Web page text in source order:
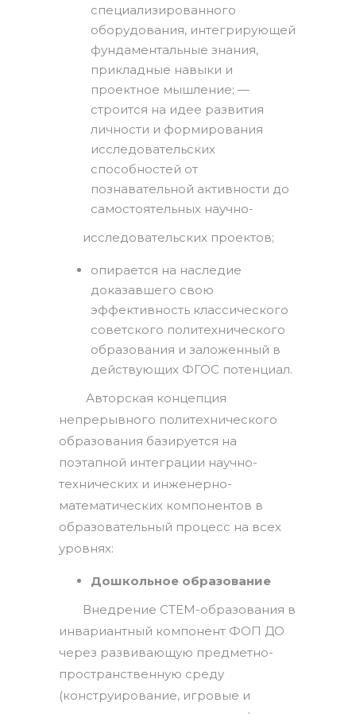
специализированного
оборудования, интегрирующей
фундаментальные знания,
прикладные навыки и
проектное мышление; —
строится на идее развития
личности и формирования
исследовательских
способностей от
познавательной активности до
самостоятельных научно-
исследовательских проектов;
опирается на наследие
доказавшего свою
эффективность классического
советского политехнического
образования и заложенный в
действующих ФГОС потенциал.
Авторская концепция
непрерывного политехнического
образования базируется на
поэтапной интеграции научно-
технических и инженерно-
математических компонентов в
образовательный процесс на всех
уровнях:
Дошкольное образование
Внедрение СТЕМ-образования в
инвариантный компонент ФОП ДО
через развивающую предметно-
пространственную среду
(конструирование, игровые и